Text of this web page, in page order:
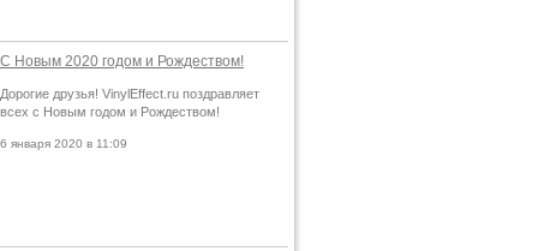
С Новым 2020 годом и Рождеством!
Дорогие друзья! VinylEffect.ru поздравляет
всех с Новым годом и Рождеством!
6 января 2020 в 11:09